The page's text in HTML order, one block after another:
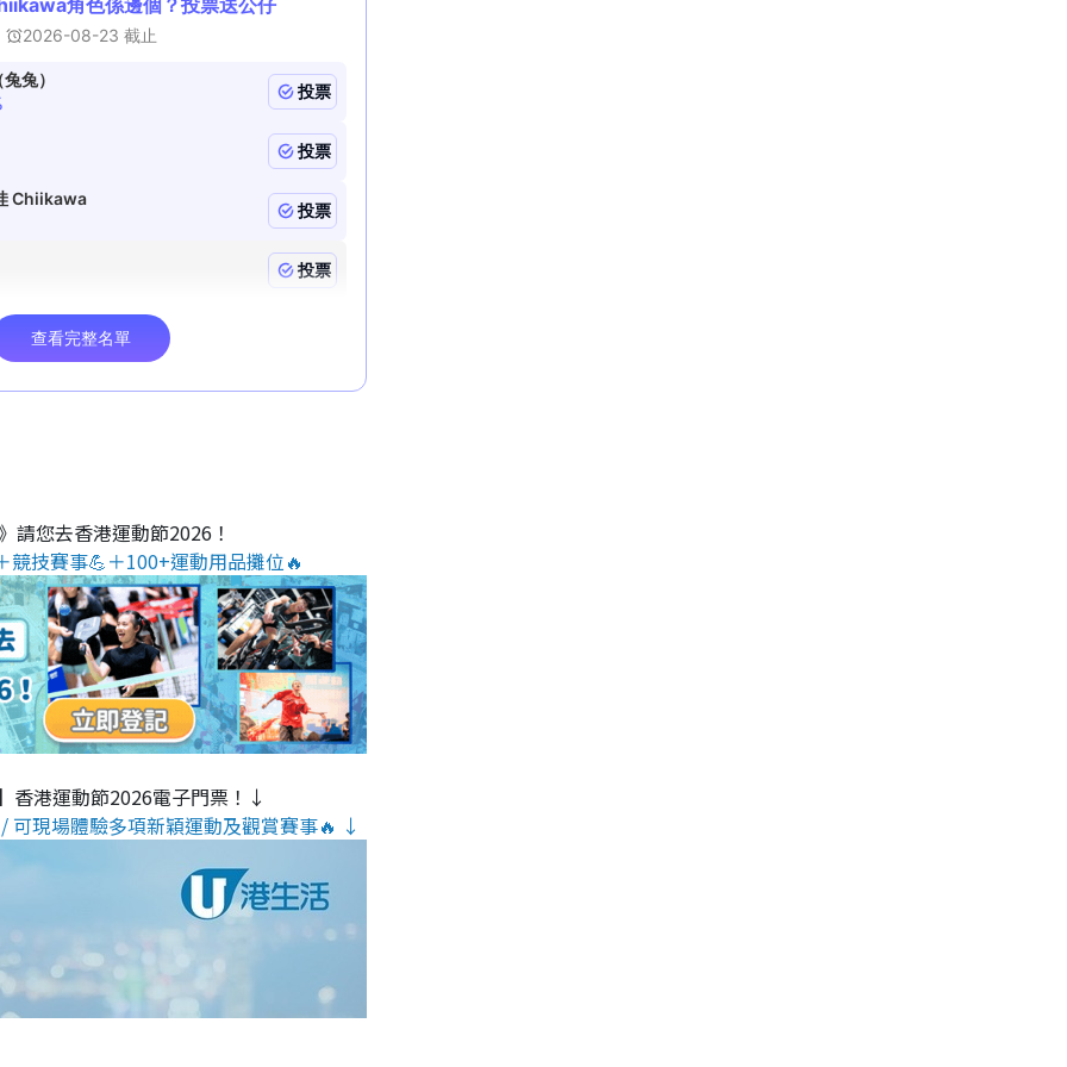
請您去香港運動節2026！
競技賽事💪＋100+運動用品攤位🔥
香港運動節2026電子門票！↓
現場體驗多項新穎運動及觀賞賽事🔥 ↓